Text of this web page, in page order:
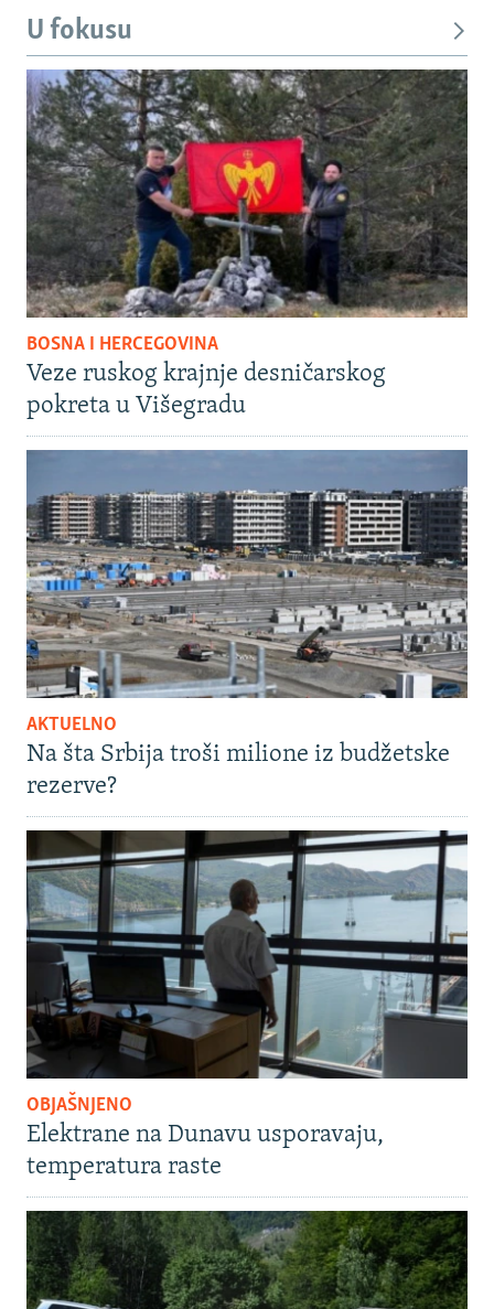
U fokusu
BOSNA I HERCEGOVINA
Veze ruskog krajnje desničarskog
pokreta u Višegradu
AKTUELNO
Na šta Srbija troši milione iz budžetske
rezerve?
OBJAŠNJENO
Elektrane na Dunavu usporavaju,
temperatura raste